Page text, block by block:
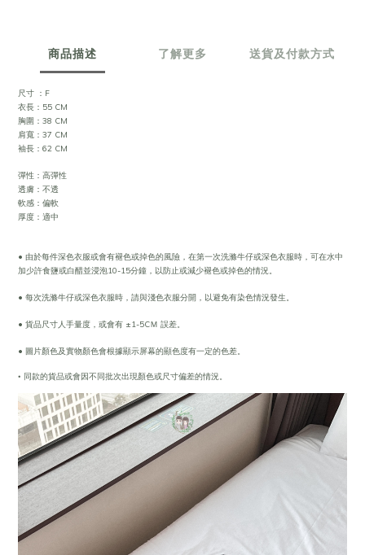
商品描述 了解更多 送貨及付款方式
尺寸 ：F
衣長：55 CM
胸圍：38 CM
肩寬：37 CM
袖長：62 CM
彈性：高彈性
透膚：不透
軟感：偏軟
厚度：適中
• 由於每件深色衣服或會有褪色或掉色的風險，在第一次洗滌牛仔或深色衣服時，可在水中
加少許食鹽或白醋並浸泡10-15分鐘，以防止或減少褪色或掉色的情況。
• 每次洗滌牛仔或深色衣服時，請與淺色衣服分開，以避免有染色情況發生。
• 貨品尺寸人手量度，或會有 ±1-5CＭ 誤差。
• 圖片顏色及實物顏色會根據顯示屏幕的顯色度有一定的色差。
• 同款的貨品或會因不同批次出現顏色或尺寸偏差的情況。